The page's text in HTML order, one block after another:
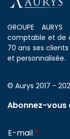
GROUPE
comptable et de
70 ans ses
et personnalisée.
© Aurys 2017 -
Abonnez-vous
E-mail *